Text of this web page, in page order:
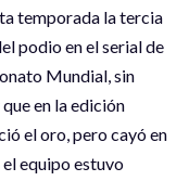
temporada la tercia
podio en el serial de
Mundial, sin
en la edición
el oro, pero cayó en
el equipo estuvo